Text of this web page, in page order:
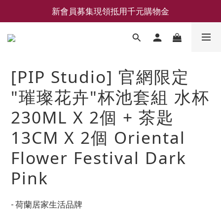
新會員募集現領抵用千元購物金
新會員募集現領抵用千元購物金
LEMAIRE 經典可頌包 NEW ARRIVAL
新會員募集現領抵用千元購物金
[PIP Studio] 官網限定
"璀璨花卉"杯池套組 水杯
230ML X 2個 + 茶匙
13CM X 2個 Oriental
Flower Festival Dark
Pink
- 荷蘭居家生活品牌